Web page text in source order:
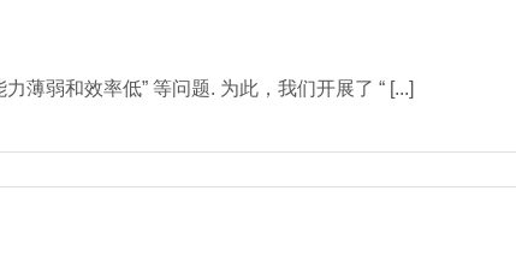
薄弱和效率低” 等问题. 为此，我们开展了 “ [...]